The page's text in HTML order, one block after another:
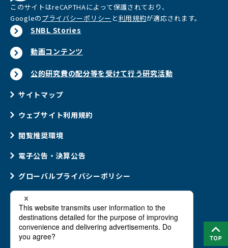
このサイトはreCAPTHAによって保護されており、
Googleのプライバシーポリシー と利用規約が適応されます。
SNBL Stories
動画コンテンツ
公的研究費の配分等を受けて行う研究活動
サイトマップ
ウェブサイト利用規約
閲覧推奨環境
電子公告・決算公告
グローバルプライバシーポリシー
ウェブアクセシビリティポリシー
ソーシャルメディアポリシー
Cookie(クッキー)ポリシー